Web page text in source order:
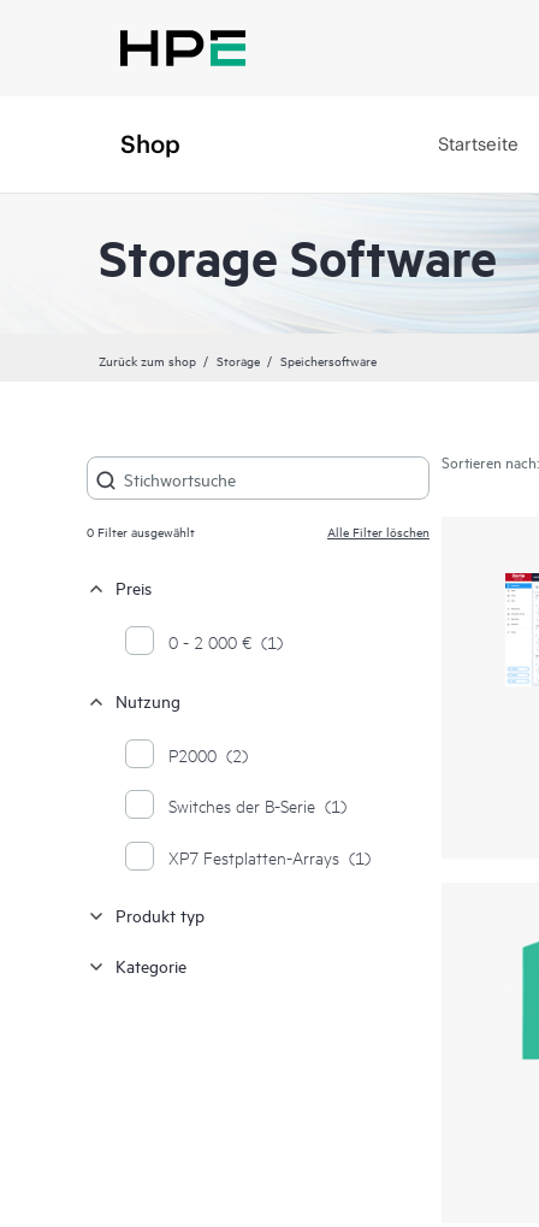
Shop Startseite
Storage Software
Zurück zum shop Storage Speichersoftware
0Filter ausgewählt Alle Filter löschen
Preis
0 - 2 000 € (1)
Nutzung
P2000 (2)
Switches der B-Serie (1)
XP7 Festplatten-Arrays (1)
Produkt typ
Kategorie
Sortieren nach: